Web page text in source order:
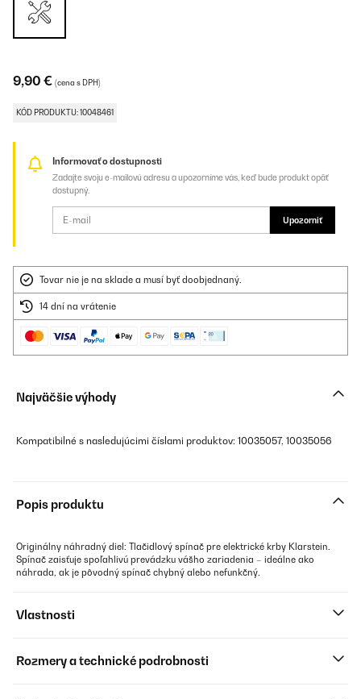
9,90 € (cena s DPH)
KÓD PRODUKTU: 10048461
Informovať o dostupnosti
Zadajte svoju e-mailovú adresu a upozorníme vás, keď bude produkt opäť
dostupný.
Upozorniť
Tovar nie je na sklade a musí byť doobjednaný.
14 dní na vrátenie
Najväčšie výhody
Kompatibilné s nasledujúcimi číslami produktov: 10035057, 10035056
Popis produktu
Originálny náhradný diel: Tlačidlový spínač pre elektrické krby Klarstein.
Spínač zaisťuje spoľahlivú prevádzku vášho zariadenia – ideálne ako
náhrada, ak je pôvodný spínač chybný alebo nefunkčný.
Vlastnosti
Rozmery a technické podrobnosti